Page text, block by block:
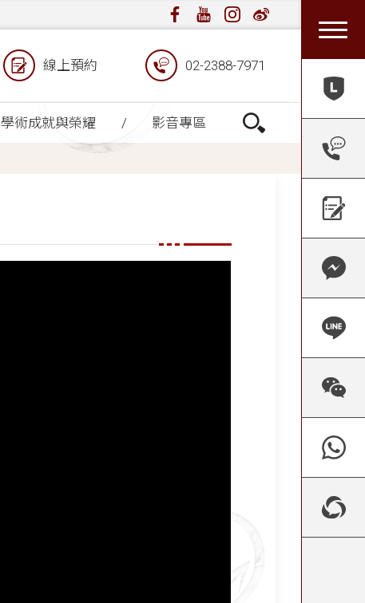
線上預約 02-2388-7971
學術成就與榮耀 影音專區